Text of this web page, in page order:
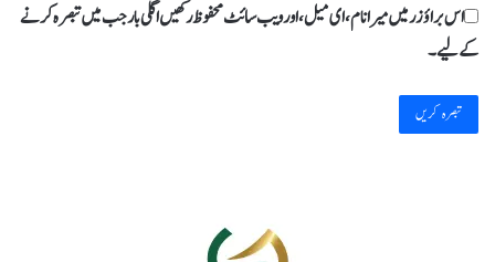
اس براؤزر میں میرا نام، ای میل، اور ویب سائٹ محفوظ رکھیں اگلی بار جب میں تبصرہ کرنے
کےلیے۔